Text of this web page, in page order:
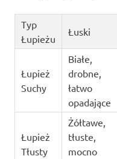
Typ
Łupieżu
Łuski
Łupież
Suchy
Białe,
drobne,
łatwo
opadające
Łupież
Tłusty
Żółtawe,
tłuste,
mocno